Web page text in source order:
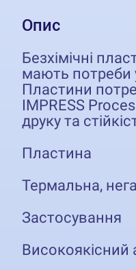
Опис
Безхімічні
мають потреби
Пластини
IMPRESS
друку та
Пластина
Термальна,
Застосування
Високоякісний